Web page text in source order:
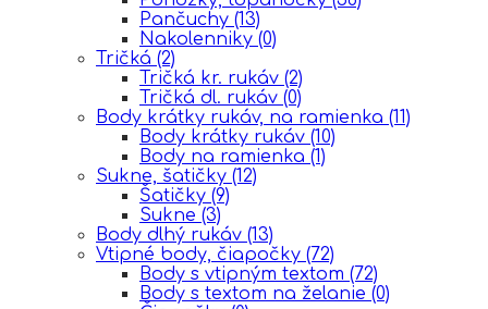
Pančuchy (13)
Nakolenniky (0)
Tričká (2)
Tričká kr. rukáv (2)
Tričká dl. rukáv (0)
Body krátky rukáv, na ramienka (11)
Body krátky rukáv (10)
Body na ramienka (1)
Sukne, šatičky (12)
Šatičky (9)
Sukne (3)
Body dlhý rukáv (13)
Vtipné body, čiapočky (72)
Body s vtipným textom (72)
Body s textom na želanie (0)